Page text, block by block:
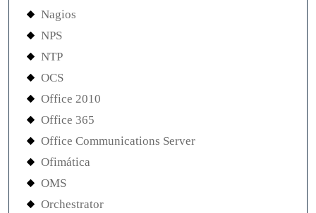
Nagios
NPS
NTP
OCS
Office 2010
Office 365
Office Communications Server
Ofimática
OMS
Orchestrator